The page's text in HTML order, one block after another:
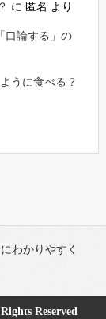
に 匿名 より
口論する」の
うに食べる？
わかりやすく
Reserved